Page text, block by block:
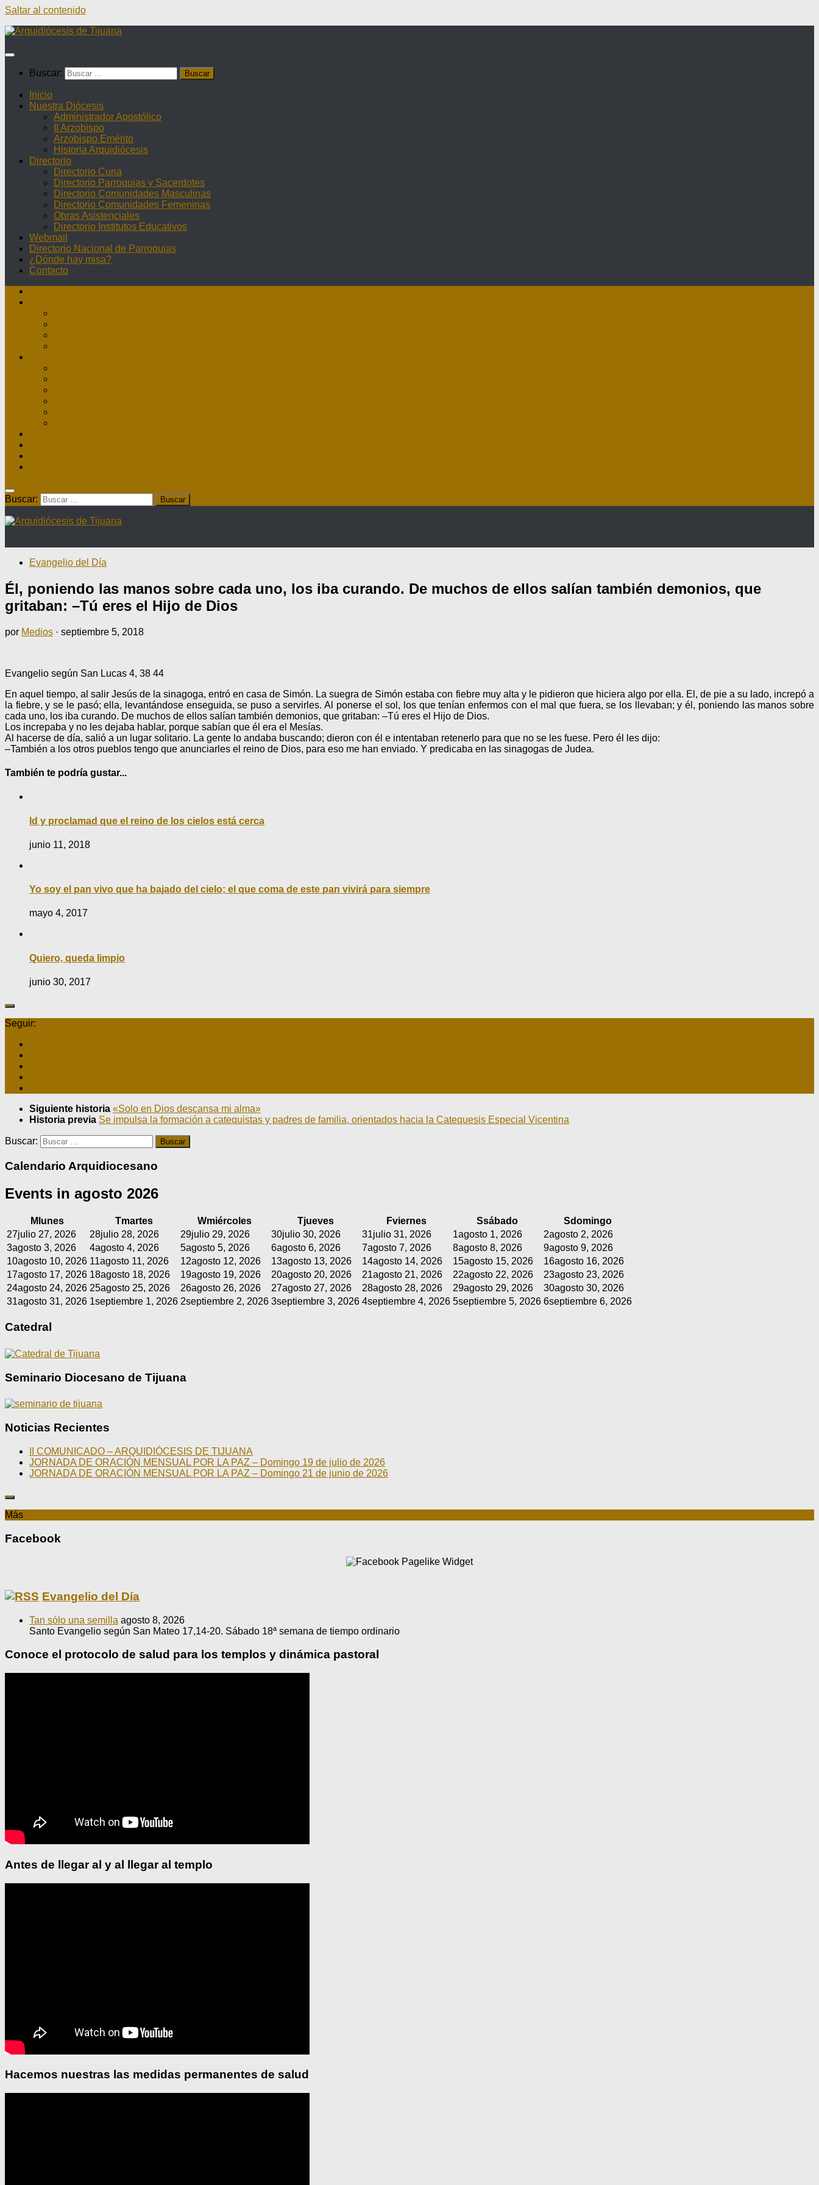
Saltar al contenido
Buscar:
Inicio
Nuestra Diócesis
Administrador Apostólico
II Arzobispo
Arzobispo Emérito
Historia Arquidiócesis
Directorio
Directorio Curia
Directorio Parroquias y Sacerdotes
Directorio Comunidades Masculinas
Directorio Comunidades Femeninas
Obras Asistenciales
Directorio Institutos Educativos
Webmail
Directorio Nacional de Parroquias
¿Dónde hay misa?
Contacto
Buscar:
Evangelio del Día
Él, poniendo las manos sobre cada uno, los iba curando. De muchos de ellos salían también demonios, que
gritaban: –Tú eres el Hijo de Dios
por Medios · septiembre 5, 2018
Evangelio según San Lucas 4, 38 44
En aquel tiempo, al salir Jesús de la sinagoga, entró en casa de Simón. La suegra de Simón estaba con fiebre muy alta y le pidieron que hiciera algo por ella. El, de pie a su lado, increpó a
la fiebre, y se le pasó; ella, levantándose enseguida, se puso a servirles. Al ponerse el sol, los que tenían enfermos con el mal que fuera, se los llevaban; y él, poniendo las manos sobre
cada uno, los iba curando. De muchos de ellos salían también demonios, que gritaban: –Tú eres el Hijo de Dios.
Los increpaba y no les dejaba hablar, porque sabían que él era el Mesías.
Al hacerse de día, salió a un lugar solitario. La gente lo andaba buscando; dieron con él e intentaban retenerlo para que no se les fuese. Pero él les dijo:
–También a los otros pueblos tengo que anunciarles el reino de Dios, para eso me han enviado. Y predicaba en las sinagogas de Judea.
También te podría gustar...
ld y proclamad que el reino de los cielos está cerca
junio 11, 2018
Yo soy el pan vivo que ha bajado del cielo; el que coma de este pan vivirá para siempre
mayo 4, 2017
Quiero, queda limpio
junio 30, 2017
Seguir:
Siguiente historia «Solo en Dios descansa mi alma»
Historia previa Se impulsa la formación a catequistas y padres de familia, orientados hacia la Catequesis Especial Vicentina
Buscar:
Calendario Arquidiocesano
Events in agosto 2026
M lunes Tmartes Wmiércoles Tjueves Fviernes Ssábado Sdomingo
27julio 27, 2026 28julio 28, 2026 29julio 29, 2026 30julio 30, 2026 31julio 31, 2026 1agosto 1, 2026 2agosto 2, 2026
3agosto 3, 2026 4agosto 4, 2026 5agosto 5, 2026 6agosto 6, 2026 7agosto 7, 2026 8agosto 8, 2026 9agosto 9, 2026
10agosto 10, 2026 11agosto 11, 2026 12agosto 12, 2026 13agosto 13, 2026 14agosto 14, 2026 15agosto 15, 2026 16agosto 16, 2026
17agosto 17, 2026 18agosto 18, 2026 19agosto 19, 2026 20agosto 20, 2026 21agosto 21, 2026 22agosto 22, 2026 23agosto 23, 2026
24agosto 24, 2026 25agosto 25, 2026 26agosto 26, 2026 27agosto 27, 2026 28agosto 28, 2026 29agosto 29, 2026 30agosto 30, 2026
31agosto 31, 2026 1septiembre 1, 2026 2septiembre 2, 2026 3septiembre 3, 2026 4septiembre 4, 2026 5septiembre 5, 2026 6septiembre 6, 2026
Catedral
Seminario Diocesano de Tijuana
Noticias Recientes
II COMUNICADO – ARQUIDIÓCESIS DE TIJUANA
JORNADA DE ORACIÓN MENSUAL POR LA PAZ – Domingo 19 de julio de 2026
JORNADA DE ORACIÓN MENSUAL POR LA PAZ – Domingo 21 de junio de 2026
Más
Facebook
Evangelio del Día
Tan sólo una semilla agosto 8, 2026
Santo Evangelio según San Mateo 17,14-20. Sábado 18ª semana de tiempo ordinario
Conoce el protocolo de salud para los templos y dinámica pastoral
Antes de llegar al y al llegar al templo
Hacemos nuestras las medidas permanentes de salud